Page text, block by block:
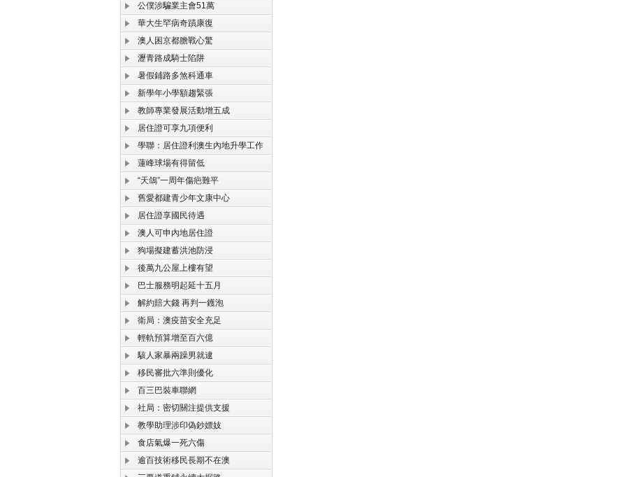
公僕涉騙業主會51萬
華大生罕病奇蹟康復
澳人困京都膽戰心驚
瀝青路成騎士陷阱
暑假鋪路多煞科通車
新學年小學額趨緊張
教師專業發展活動增五成
居住證可享九項便利
學聯：居住證利澳生內地升學工作
蓮峰球場有得留低
“天鴿”一周年傷疤難平
舊愛都建青少年文康中心
居住證享國民待遇
澳人可申內地居住證
狗場擬建蓄洪池防浸
後萬九公屋上樓有望
巴士服務明起延十五月
解約賠大錢 再判一鑊泡
衛局：澳疫苗安全充足
輕軌預算增至百六億
駭人家暴兩躁男就逮
移民審批六準則優化
百三巴裝車聯網
社局：密切關注提供支援
教學助理涉印偽鈔嫖妓
食店氣爆一死六傷
逾百技術移民長期不在澳